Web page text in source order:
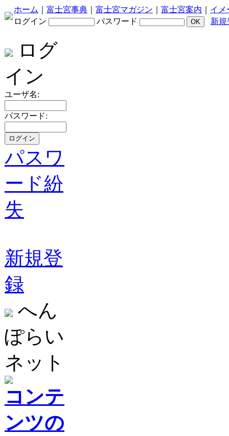
ホーム 富士宮事典 富士宮マガジン 富士宮案内
イメ
ログイン
パスワード 新規
ログ
イン
ユーザ名:
パスワード:
パスワ
ード紛
失
新規登
録
へん
ぽらい
ネット
コンテ
ンツの